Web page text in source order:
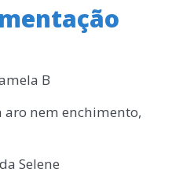
B
aro nem enchimento,
Selene